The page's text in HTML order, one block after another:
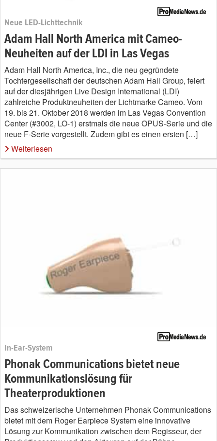
Neue LED-Lichttechnik
Adam Hall North America mit Cameo-
Neuheiten auf der LDI in Las Vegas
Adam Hall North America, Inc., die neu gegründete
Tochtergesellschaft der deutschen Adam Hall Group, feiert
auf der diesjährigen Live Design International (LDI)
zahlreiche Produktneuheiten der Lichtmarke Cameo. Vom
19. bis 21. Oktober 2018 werden im Las Vegas Convention
Center (#3002, LO-1) erstmals die neue OPUS-Serie und die
neue F-Serie vorgestellt. Zudem gibt es einen ersten […]
Weiterlesen
In-Ear-System
Phonak Communications bietet neue
Kommunikationslösung für
Theaterproduktionen
Das schweizerische Unternehmen Phonak Communications
bietet mit dem Roger Earpiece System eine innovative
Lösung zur Kommunikation zwischen dem Regisseur, der